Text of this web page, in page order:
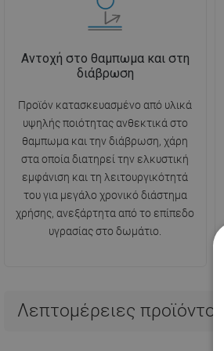
Αντοχή στο θαμπωμα και στη
διάβρωση
Προϊόν κατασκευασμένο από υλικά
υψηλής ποιότητας ανθεκτικά στο
θαμπωμα και την διάβρωση, χάρη
στα οποία διατηρεί την ελκυστική
εμφάνιση και τη λειτουργικότητά
του για μεγάλο χρονικό διάστημα
χρήσης, ανεξάρτητα από το επίπεδο
υγρασίας στο δωμάτιο.
Λεπτομέρειες προϊόντος